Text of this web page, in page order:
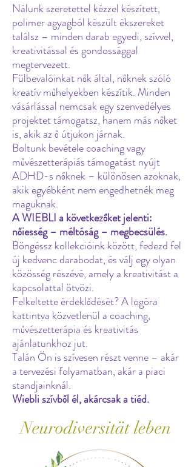
Nálunk szeretettel kézzel készített,
polimer agyagból készült ékszereket
találsz – minden darab egyedi, szívvel,
kreativitással és gondossággal
megtervezett.
Fülbevalóinkat nők által, nőknek szóló
kreatív műhelyekben készítik. Minden
vásárlással nemcsak egy szenvedélyes
projektet támogatsz, hanem más nőket
is, akik az ő útjukon járnak.
Boltunk bevétele coaching vagy
művészetterápiás támogatást nyújt
ADHD-s nőknek – különösen azoknak,
akik egyébként nem engedhetnék meg
maguknak.
A WIEBLI a következőket jelenti:
nőiesség – méltóság – megbecsülés.
Böngéssz kollekcióink között, fedezd fel
új kedvenc darabodat, és válj egy olyan
közösség részévé, amely a kreativitást a
kapcsolattal ötvözi.
Felkeltette érdeklődését? A logóra
kattintva közvetlenül a coaching,
művészetterápia és kreativitás
ajánlatunkhoz jut.
Talán Ön is szívesen részt venne – akár
a tervezési folyamatban, akár a piaci
standjainknál.
Wiebli szívből él, akárcsak a tiéd.